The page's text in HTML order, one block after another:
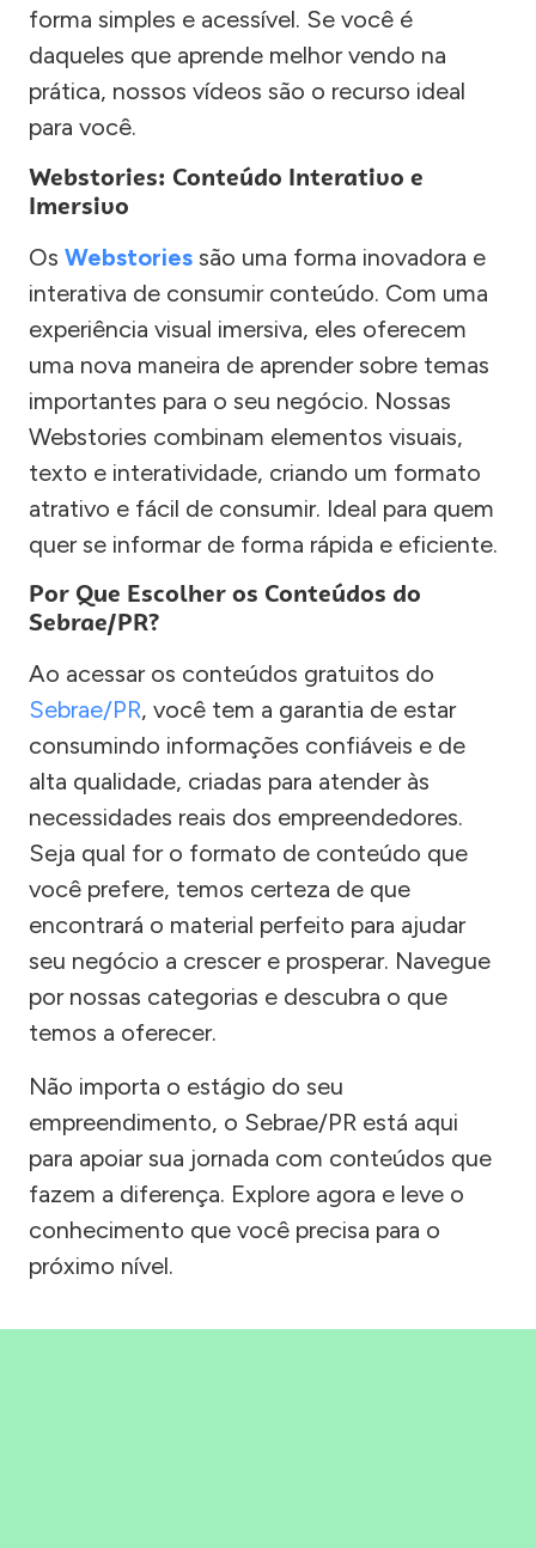
forma simples e acessível. Se você é
daqueles que aprende melhor vendo na
prática, nossos vídeos são o recurso ideal
para você.
Webstories: Conteúdo Interativo e
Imersivo
Os Webstories são uma forma inovadora e
interativa de consumir conteúdo. Com uma
experiência visual imersiva, eles oferecem
uma nova maneira de aprender sobre temas
importantes para o seu negócio. Nossas
Webstories combinam elementos visuais,
texto e interatividade, criando um formato
atrativo e fácil de consumir. Ideal para quem
quer se informar de forma rápida e eficiente.
Por Que Escolher os Conteúdos do
Sebrae/PR?
Ao acessar os conteúdos gratuitos do
Sebrae/PR, você tem a garantia de estar
consumindo informações confiáveis e de
alta qualidade, criadas para atender às
necessidades reais dos empreendedores.
Seja qual for o formato de conteúdo que
você prefere, temos certeza de que
encontrará o material perfeito para ajudar
seu negócio a crescer e prosperar. Navegue
por nossas categorias e descubra o que
temos a oferecer.
Não importa o estágio do seu
empreendimento, o Sebrae/PR está aqui
para apoiar sua jornada com conteúdos que
fazem a diferença. Explore agora e leve o
conhecimento que você precisa para o
próximo nível.